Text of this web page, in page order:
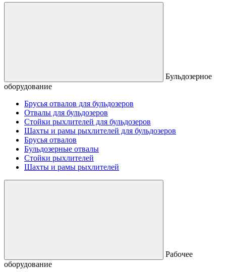
Бульдозерное
оборудование
Брусья отвалов для бульдозеров
Отвалы для бульдозеров
Стойки рыхлителей для бульдозеров
Шахты и рамы рыхлителей для бульдозеров
Брусья отвалов
Бульдозерные отвалы
Стойки рыхлителей
Шахты и рамы рыхлителей
Рабочее
оборудование